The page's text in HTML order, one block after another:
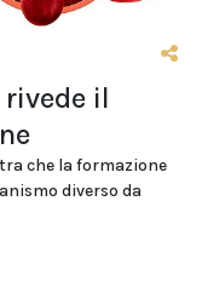
il
che la formazione
diverso da